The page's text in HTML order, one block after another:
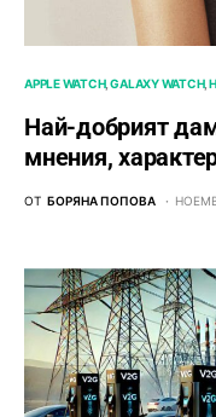
APPLE WATCH GALAXY WATCH
Най-добрият
мнения,
ОТ БОРЯНА ПОПОВА